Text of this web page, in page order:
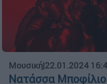
Μουσική|22.01.2024
Νατάσσα